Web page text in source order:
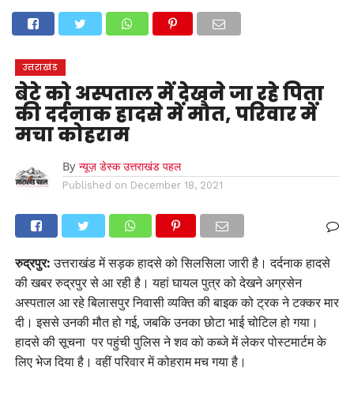
देहरादूननैनीताल
मनोरंजन
उत्तराखंड
बेटे को अस्पताल में देखने जा रहे पिता
की दर्दनाक हादसे में मौत, परिवार में
मचा कोहराम
By न्यूज़ डेस्क उत्तराखंड पहल
Published on December 18, 2021
रुद्रपुर:उत्तराखंड में सड़क हादसे को सिलसिला जारी है। दर्दनाक हादसे
की खबर रुद्रपुर से आ रही है। यहां घायल पुत्र को देखने अग्रसेन
अस्पताल आ रहे बिलासपुर निवासी व्यक्ति की बाइक को ट्रक ने टक्कर मार
दी। इससे उनकी मौत हो गई, जबकि उनका छोटा भाई चोटिल हो गया।
हादसे की सूचना पर पहुंची पुलिस ने शव को कब्जे में लेकर पोस्टमार्टम के
लिए भेज दिया है। वहीं परिवार में कोहराम मच गया है।